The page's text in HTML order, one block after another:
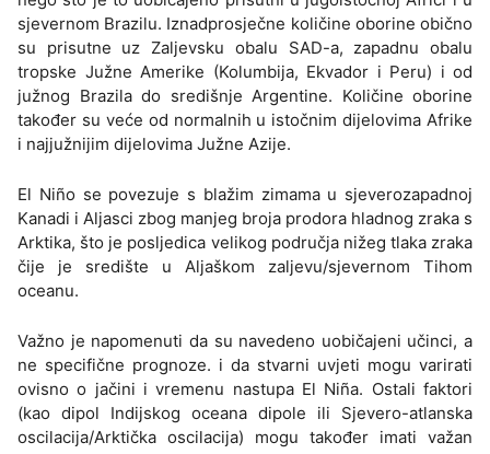
sjevernom Brazilu. Iznadprosječne količine oborine obično
su prisutne uz Zaljevsku obalu SAD-a, zapadnu obalu
tropske Južne Amerike (Kolumbija, Ekvador i Peru) i od
južnog Brazila do središnje Argentine. Količine oborine
također su veće od normalnih u istočnim dijelovima Afrike
i najjužnijim dijelovima Južne Azije.
El Niño se povezuje s blažim zimama u sjeverozapadnoj
Kanadi i Aljasci zbog manjeg broja prodora hladnog zraka s
Arktika, što je posljedica velikog područja nižeg tlaka zraka
čije je središte u Aljaškom zaljevu/sjevernom Tihom
oceanu.
Važno je napomenuti da su navedeno uobičajeni učinci, a
ne specifične prognoze. i da stvarni uvjeti mogu varirati
ovisno o jačini i vremenu nastupa El Niña. Ostali faktori
(kao dipol Indijskog oceana dipole ili Sjevero-atlanska
oscilacija/Arktička oscilacija) mogu također imati važan